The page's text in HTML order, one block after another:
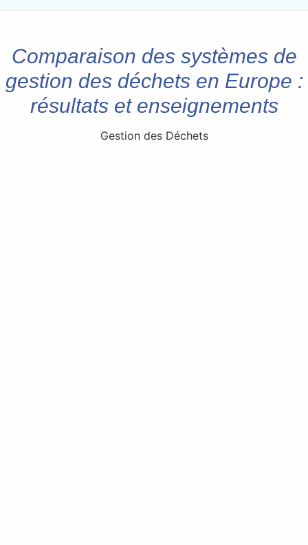
Comparaison des systèmes de
gestion des déchets en Europe :
résultats et enseignements
Gestion des Déchets